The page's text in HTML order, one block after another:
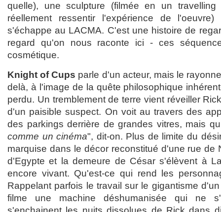
quelle), une sculpture (filmée en un
réellement ressentir l'expérience de
s'échappe au LACMA. C'est une histoire de
regard qu'on nous raconte ici - ces
cosmétique.
Knight of Cups parle d'un acteur, mais le
delà, à l'image de la quête philosophique
perdu. Un tremblement de terre vient réveiller
d'un paisible suspect. On voit au travers des
des parkings derrière de grandes vitres, mais
comme un cinéma", dit-on. Plus de limite du
marquise dans le décor reconstitué d'une rue de
d'Egypte et la demeure de César s'élèvent à
encore vivant. Qu'est-ce qui rend les
Rappelant parfois le travail sur le gigantisme
filme une machine déshumanisée qui ne